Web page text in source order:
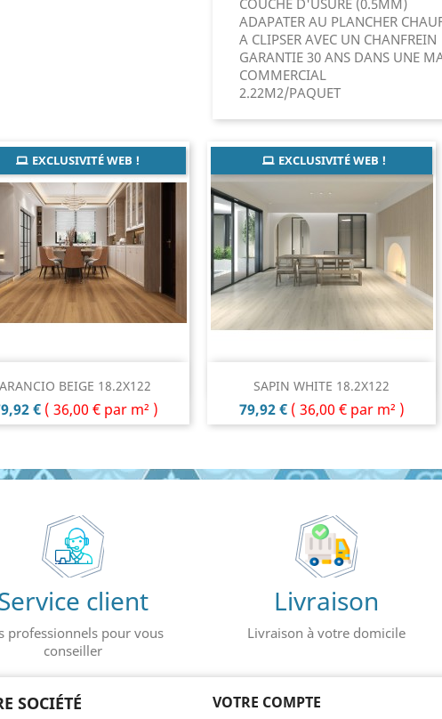
COUCHE D'USURE (0.5MM)
ADAPATER AU PLANCHER
A CLIPSER AVEC UN CHANFREIN
GARANTIE 30 ANS DANS UNE
COMMERCIAL
2.22M2/PAQUET
ARANCIO BEIGE 18.2X122
€ ( 36,00 € par m² )
EXCLUSIVITÉ WEB !
Aperçu rapide SAPIN WHITE 18.2X122
Prix
79,92 € ( 36,00 € par m² )
EXCLUSIVITÉ WEB !
Aperçu rapide
client
professionnels pour vous
conseiller
Livraison
Livraison à votre domicile
SOCIÉTÉ VOTRE COMPTE